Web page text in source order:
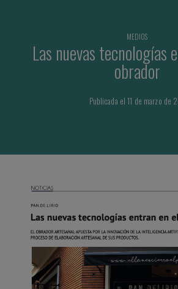
MEDIOS
Las nuevas tecnologías
obrador
Publicada el 11 de marzo de